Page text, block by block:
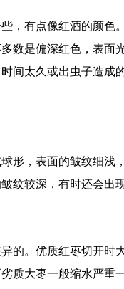
，有点像红酒的颜色
数是偏深红色，表面
间太久或出虫子造成
形，表面的皱纹细浅
纹较深，有时还会出现
的。优质红枣切开时
质大枣一般缩水严重